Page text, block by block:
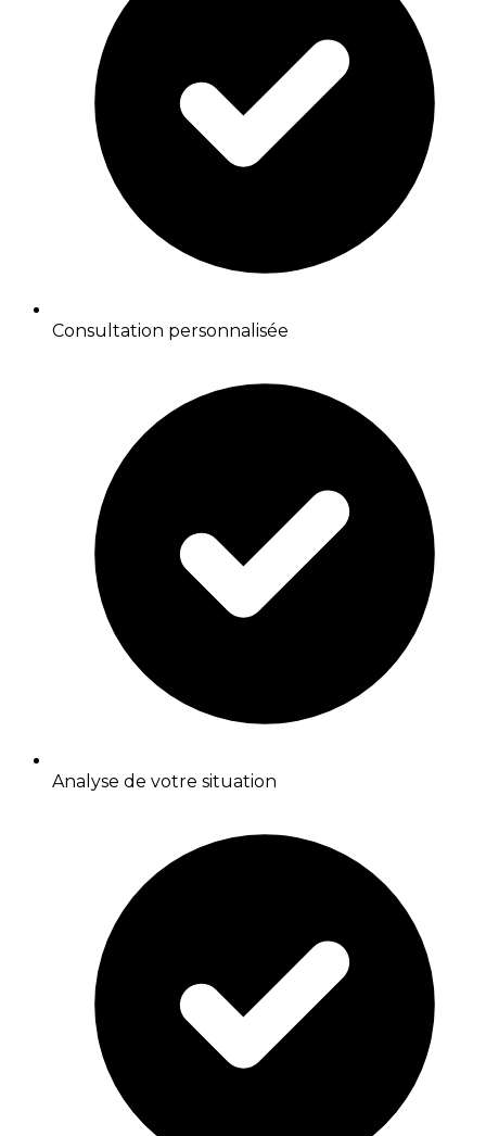
Consultation personnalisée
Analyse de votre situation